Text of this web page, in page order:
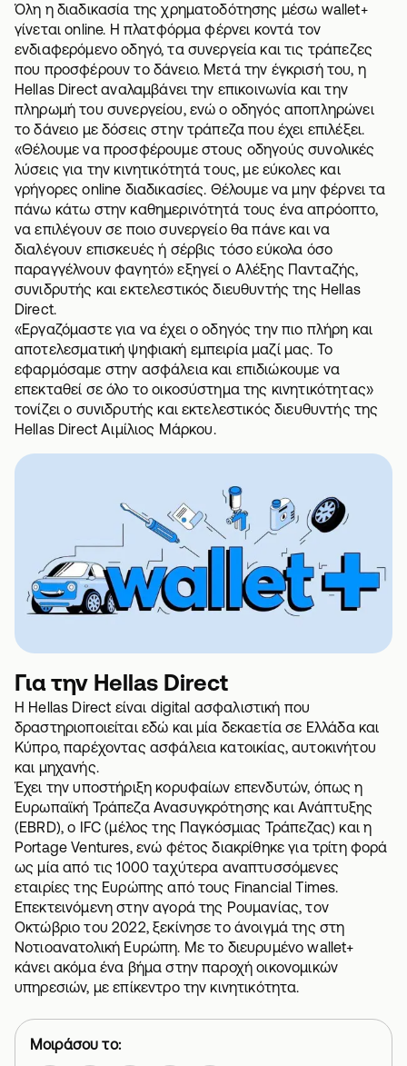
Όλη η διαδικασία της χρηματοδότησης μέσω wallet+
γίνεται online. Η πλατφόρμα φέρνει κοντά τον
ενδιαφερόμενο οδηγό, τα συνεργεία και τις τράπεζες
που προσφέρουν το δάνειο. Μετά την έγκρισή του, η
Hellas Direct αναλαμβάνει την επικοινωνία και την
πληρωμή του συνεργείου, ενώ ο οδηγός αποπληρώνει
το δάνειο με δόσεις στην τράπεζα που έχει επιλέξει.
«Θέλουμε να προσφέρουμε στους οδηγούς συνολικές
λύσεις για την κινητικότητά τους, με εύκολες και
γρήγορες online διαδικασίες. Θέλουμε να μην φέρνει τα
πάνω κάτω στην καθημερινότητά τους ένα απρόοπτο,
να επιλέγουν σε ποιο συνεργείο θα πάνε και να
διαλέγουν επισκευές ή σέρβις τόσο εύκολα όσο
παραγγέλνουν φαγητό» εξηγεί ο Αλέξης Πανταζής,
συνιδρυτής και εκτελεστικός διευθυντής της Hellas
Direct.
«Εργαζόμαστε για να έχει ο οδηγός την πιο πλήρη και
αποτελεσματική ψηφιακή εμπειρία μαζί μας. Το
εφαρμόσαμε στην ασφάλεια και επιδιώκουμε να
επεκταθεί σε όλο το οικοσύστημα της κινητικότητας»
τονίζει ο συνιδρυτής και εκτελεστικός διευθυντής της
Hellas Direct Αιμίλιος Μάρκου.
Για την Hellas Direct
Η Hellas Direct είναι digital ασφαλιστική που
δραστηριοποιείται εδώ και μία δεκαετία σε Ελλάδα και
Κύπρο, παρέχοντας ασφάλεια κατοικίας,αυτοκινήτου
και μηχανής.
Έχει την υποστήριξη κορυφαίων επενδυτών, όπως η
Ευρωπαϊκή Τράπεζα Ανασυγκρότησης και Ανάπτυξης
(EBRD), ο IFC (μέλος της Παγκόσμιας Τράπεζας) και η
Portage Ventures, ενώ φέτος διακρίθηκε για τρίτη φορά
ως μία από τις 1000 ταχύτερα αναπτυσσόμενες
εταιρίες της Ευρώπης από τους Financial Times.
Επεκτεινόμενη στην αγορά της Ρουμανίας, τον
Οκτώβριο του 2022, ξεκίνησε το άνοιγμά της στη
Νοτιοανατολική Ευρώπη. Με το διευρυμένο wallet+
κάνει ακόμα ένα βήμα στην παροχή οικονομικών
υπηρεσιών, με επίκεντρο την κινητικότητα.
Μοιράσου το: